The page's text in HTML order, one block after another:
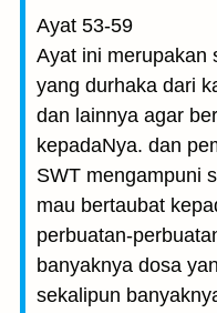
Ayat 53-59
Ayat ini merupakan
yang durhaka dari
dan lainnya agar
kepadaNya. dan
SWT mengampuni
mau bertaubat
perbuatan-
banyaknya dosa
sekalipun